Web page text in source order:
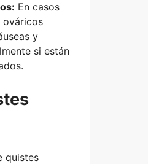
En casos
ováricos
y
si están
quistes